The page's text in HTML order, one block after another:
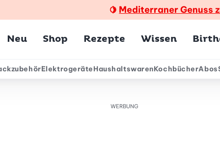
🍋 Mediterraner Genuss
Neu Shop Rezepte Wissen
ElektrogeräteHaushaltswarenKochbücherAbos
WERBUNG